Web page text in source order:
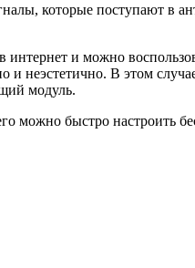
которые поступают в
и можно
и неэстетично. В этом
модуль.
можно быстро настроить